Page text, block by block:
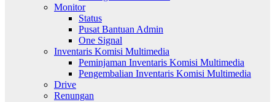
Monitor
Status
Pusat Bantuan Admin
One Signal
Inventaris Komisi Multimedia
Peminjaman Inventaris Komisi Multimedia
Pengembalian Inventaris Komisi Multimedia
Drive
Renungan